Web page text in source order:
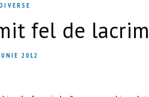
fel de
2012